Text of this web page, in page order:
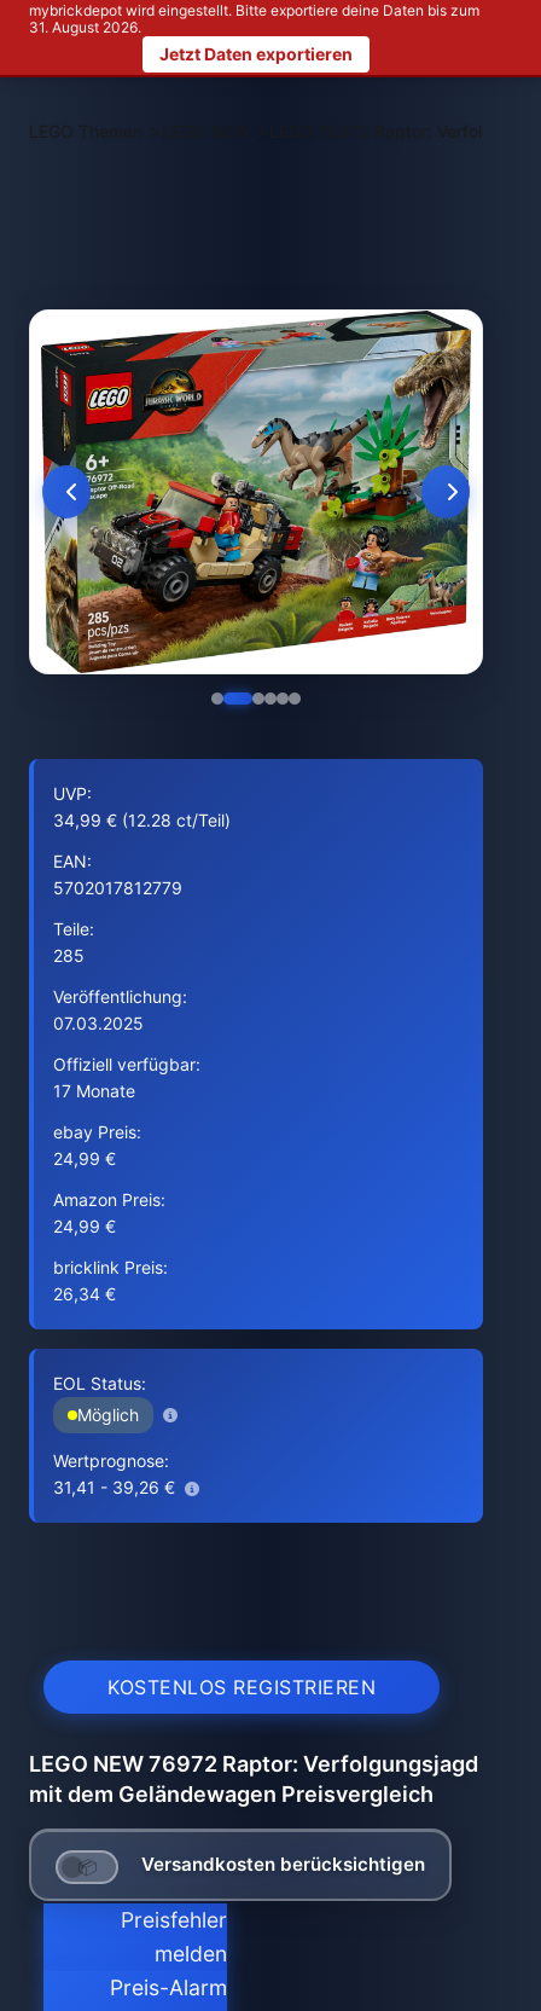
mybrickdepot wird eingestellt. Bitte exportiere deine Daten bis zum
31. August 2026.
Jetzt Daten exportieren
LEGO Themen > LEGO 76972 Raptor:
UVP:
34,99 € (12.28 ct/Teil)
EAN:
5702017812779
Teile:
285
Veröffentlichung:
07.03.2025
Offiziell verfügbar:
17 Monate
ebay Preis:
24,99 €
Amazon Preis:
24,99 €
bricklink Preis:
26,34 €
EOL Status:
Möglich
Wertprognose:
31,41 - 39,26 €
KOSTENLOS REGISTRIEREN
LEGO NEW 76972 Raptor: Verfolgungsjagd
mit dem Geländewagen Preisvergleich
Versandkosten berücksichtigen
Preisfehler
melden
Preis-Alarm